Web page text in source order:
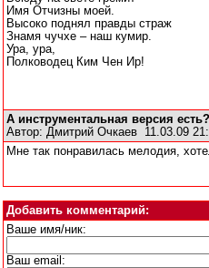
Имя Отчизны моей.
Высоко поднял правды страж
Знамя чучхе – наш кумир.
Ура, ура,
Полководец Ким Чен Ир!
А инструментальная версия есть?
Автор: Дмитрий Очкаев 11.03.09
Мне так понравилась мелодия,
Добавить комментарий:
Ваше имя/ник:
Ваш email: